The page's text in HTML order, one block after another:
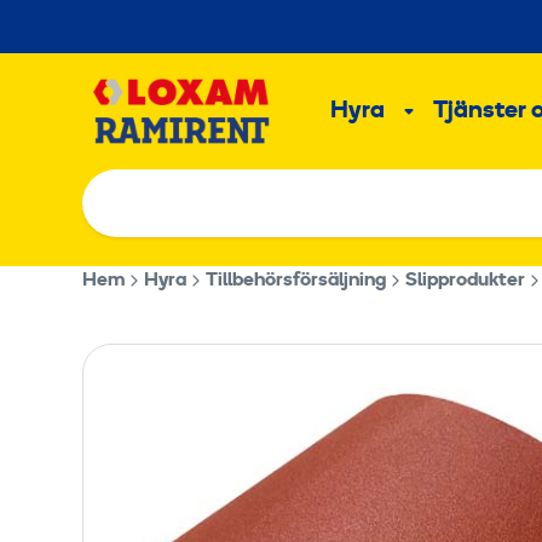
till
Hyra Undermeny
Tjänster
Hem Hyra Tillbehörsförsäljning Slipprodukter